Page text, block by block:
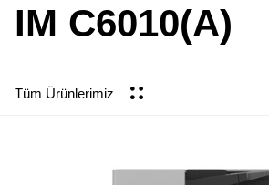
IM C6010(A)
Tüm Ürünlerimiz